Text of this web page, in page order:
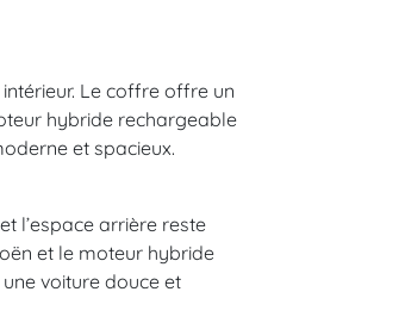
Le coffre offre un
hybride rechargeable
et spacieux.
l’espace arrière reste
et le moteur hybride
voiture douce et